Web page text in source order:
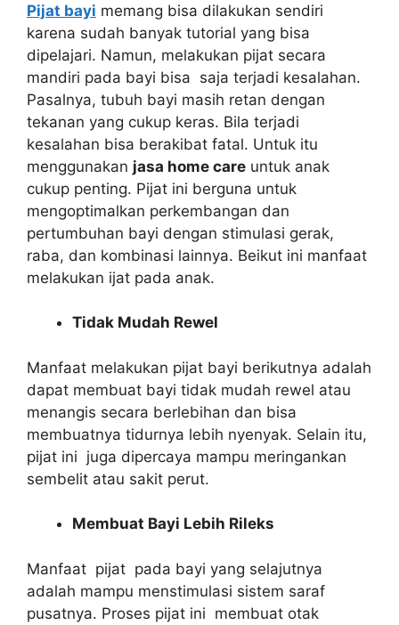
Pijat bayi memang bisa dilakukan sendiri
karena sudah banyak tutorial yang bisa
dipelajari. Namun, melakukan pijat secara
mandiri pada bayi bisa saja terjadi kesalahan.
Pasalnya, tubuh bayi masih retan dengan
tekanan yang cukup keras. Bila terjadi
kesalahan bisa berakibat fatal. Untuk itu
menggunakan jasa home care untuk anak
cukup penting. Pijat ini berguna untuk
mengoptimalkan perkembangan dan
pertumbuhan bayi dengan stimulasi gerak,
raba, dan kombinasi lainnya. Beikut ini manfaat
melakukan ijat pada anak.
Tidak Mudah Rewel
Manfaat melakukan pijat bayi berikutnya adalah
dapat membuat bayi tidak mudah rewel atau
menangis secara berlebihan dan bisa
membuatnya tidurnya lebih nyenyak. Selain itu,
pijat ini juga dipercaya mampu meringankan
sembelit atau sakit perut.
Membuat Bayi Lebih Rileks
Manfaat pijat pada bayi yang selajutnya
adalah mampu menstimulasi sistem saraf
pusatnya. Proses pijat ini membuat otak